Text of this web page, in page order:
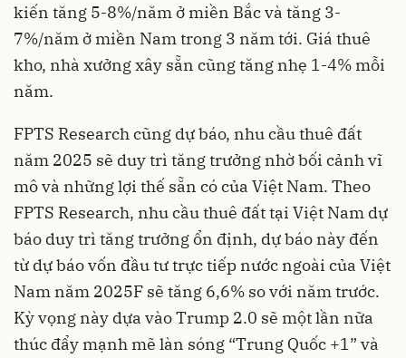
kiến tăng 5-8%/năm ở miền Bắc và tăng 3-
7%/năm ở miền Nam trong 3 năm tới. Giá thuê
kho, nhà xưởng xây sẵn cũng tăng nhẹ 1-4% mỗi
năm.
FPTS Research cũng dự báo, nhu cầu thuê đất
năm 2025 sẽ duy trì tăng trưởng nhờ bối cảnh vĩ
mô và những lợi thế sẵn có của Việt Nam. Theo
FPTS Research, nhu cầu thuê đất tại Việt Nam dự
báo duy trì tăng trưởng ổn định, dự báo này đến
từ dự báo vốn đầu tư trực tiếp nước ngoài của Việt
Nam năm 2025F sẽ tăng 6,6% so với năm trước.
Kỳ vọng này dựa vào Trump 2.0 sẽ một lần nữa
thúc đẩy mạnh mẽ làn sóng “Trung Quốc +1” và